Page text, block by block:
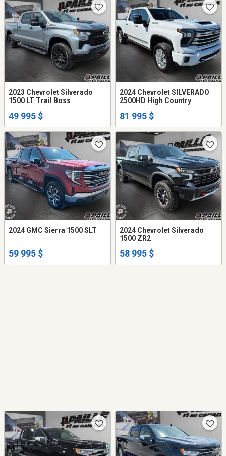
2023 Chevrolet Silverado
1500 LT Trail Boss
49 995 $
2024 Chevrolet SILVERADO
2500HD High Country
81 995 $
2024 GMC Sierra 1500 SLT
59 995 $
2024 Chevrolet Silverado
1500 ZR2
58 995 $